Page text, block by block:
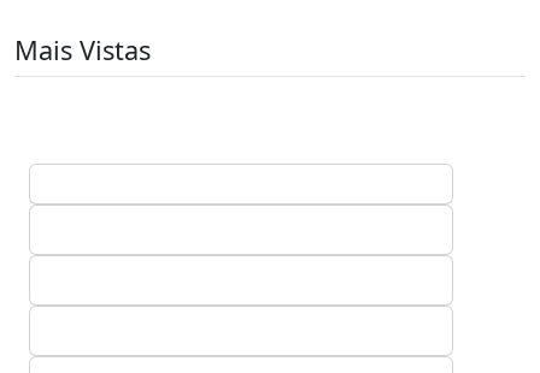
Mais Vistas